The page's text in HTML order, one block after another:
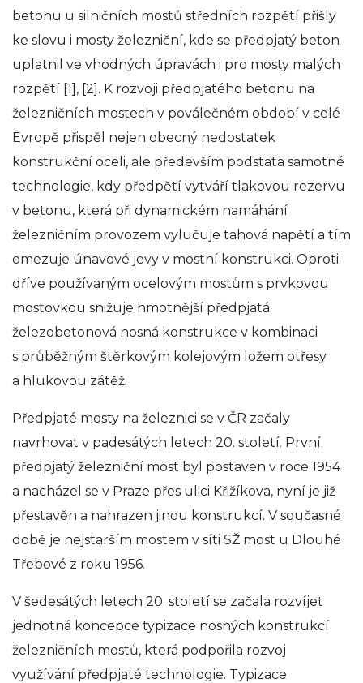
betonu u silničních mostů středních rozpětí přišly
ke slovu i mosty železniční, kde se předpjatý beton
uplatnil ve vhodných úpravách i pro mosty malých
rozpětí [1], [2]. K rozvoji předpjatého betonu na
železničních mostech v poválečném období v celé
Evropě přispěl nejen obecný nedostatek
konstrukční oceli, ale především podstata samotné
technologie, kdy předpětí vytváří tlakovou rezervu
v betonu, která při dynamickém namáhání
železničním provozem vylučuje tahová napětí a tím
omezuje únavové jevy v mostní konstrukci. Oproti
dříve používaným ocelovým mostům s prvkovou
mostovkou snižuje hmotnější předpjatá
železobetonová nosná konstrukce v kombinaci
s průběžným štěrkovým kolejovým ložem otřesy
a hlukovou zátěž.
Předpjaté mosty na železnici se v ČR začaly
navrhovat v padesátých letech 20. století. První
předpjatý železniční most byl postaven v roce 1954
a nacházel se v Praze přes ulici Křižíkova, nyní je již
přestavěn a nahrazen jinou konstrukcí. V současné
době je nejstarším mostem v síti SŽ most u Dlouhé
Třebové z roku 1956.
V šedesátých letech 20. století se začala rozvíjet
jednotná koncepce typizace nosných konstrukcí
železničních mostů, která podpořila rozvoj
využívání předpjaté technologie. Typizace